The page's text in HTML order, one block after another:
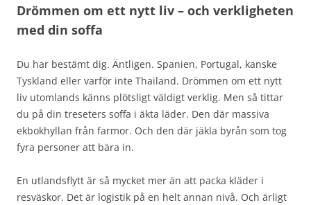
Drömmen om ett nytt liv – och verkligheten
med din soffa
Du har bestämt dig. Äntligen. Spanien, Portugal, kanske
Tyskland eller varför inte Thailand. Drömmen om ett nytt
liv utomlands känns plötsligt väldigt verklig. Men så tittar
du på din treseters soffa i äkta läder. Den där massiva
ekbokhyllan från farmor. Och den där jäkla byrån som tog
fyra personer att bära in.
En utlandsflytt är så mycket mer än att packa kläder i
resväskor. Det är logistik på en helt annan nivå. Och ärligt